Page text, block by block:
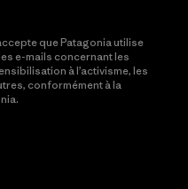
que Patagonia utilise
e-mails concernant les
à l’activisme, les
conformément à la